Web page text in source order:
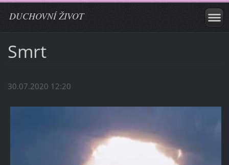
DUCHOVNÍ ŽIVOT
Smrt
30.07.2020 12:20